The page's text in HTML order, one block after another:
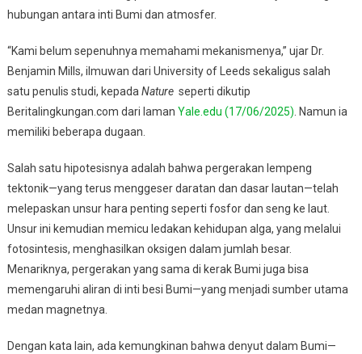
hubungan antara inti Bumi dan atmosfer.
“Kami belum sepenuhnya memahami mekanismenya,” ujar Dr.
Benjamin Mills, ilmuwan dari University of Leeds sekaligus salah
satu penulis studi, kepada Nature seperti dikutip
Beritalingkungan.com dari laman Yale.edu (17/06/2025) . Namun ia
memiliki beberapa dugaan.
Salah satu hipotesisnya adalah bahwa pergerakan lempeng
tektonik—yang terus menggeser daratan dan dasar lautan—telah
melepaskan unsur hara penting seperti fosfor dan seng ke laut.
Unsur ini kemudian memicu ledakan kehidupan alga, yang melalui
fotosintesis, menghasilkan oksigen dalam jumlah besar.
Menariknya, pergerakan yang sama di kerak Bumi juga bisa
memengaruhi aliran di inti besi Bumi—yang menjadi sumber utama
medan magnetnya.
Dengan kata lain, ada kemungkinan bahwa denyut dalam Bumi—